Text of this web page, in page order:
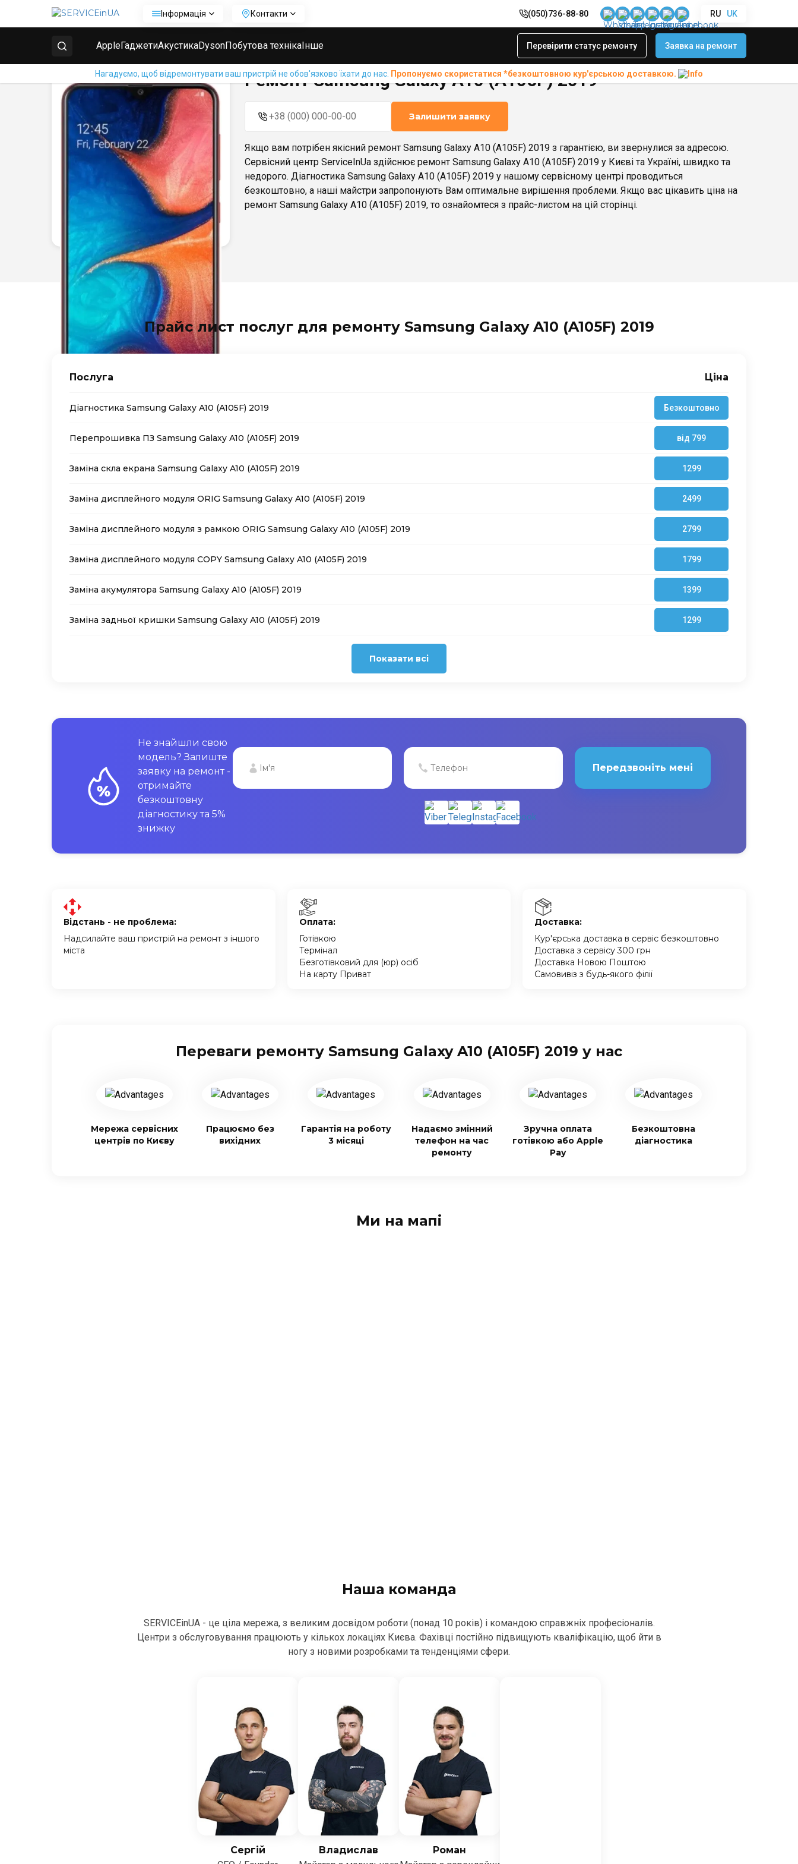
Інформація Контакти (050)736-88-80 RU UK
AppleГаджетиАкустикаDysonПобутова технікаІнше Перевірити статус ремонту Заявка на ремонт
Нагадуємо, щоб відремонтувати ваш пристрій не обов'язково їхати до нас. Пропонуємо скористатися *безкоштовною кур'єрською доставкою.
Головна Ремонт телефонів Samsung Ремонт Samsung Galaxy A10 (A105F) 2019
Ремонт Samsung Galaxy A10 (A105F) 2019
Залишити заявку
Якщо вам потрібен якісний ремонт Samsung Galaxy A10 (A105F) 2019 з гарантією, ви звернулися за адресою.
Сервісний центр ServiceInUa здійснює ремонт Samsung Galaxy A10 (A105F) 2019 у Києві та Україні, швидко та
недорого. Діагностика Samsung Galaxy A10 (A105F) 2019 у нашому сервісному центрі проводиться
безкоштовно, а наші майстри запропонують Вам оптимальне вирішення проблеми. Якщо вас цікавить ціна на
ремонт Samsung Galaxy A10 (A105F) 2019, то ознайомтеся з прайс-листом на цій сторінці.
Прайс лист послуг для ремонту Samsung Galaxy A10 (A105F) 2019
Послуга Ціна
Діагностика Samsung Galaxy A10 (A105F) 2019 Безкоштовно
Перепрошивка ПЗ Samsung Galaxy A10 (A105F) 2019 від 799
Заміна скла екрана Samsung Galaxy A10 (A105F) 2019 1299
Заміна дисплейного модуля ORIG Samsung Galaxy A10 (A105F) 2019 2499
Заміна дисплейного модуля з рамкою ORIG Samsung Galaxy A10 (A105F) 2019 2799
Заміна дисплейного модуля COPY Samsung Galaxy A10 (A105F) 2019 1799
Заміна акумулятора Samsung Galaxy A10 (A105F) 2019 1399
Заміна задньої кришки Samsung Galaxy A10 (A105F) 2019 1299
Показати всі
Не знайшли свою
модель? Залиште
заявку на ремонт -
отримайте
безкоштовну
діагностику та 5%
знижку
Передзвоніть мені
Відстань - не проблема:
Надсилайте ваш пристрій на ремонт з іншого
міста
Оплата:
Готівкою
Термінал
Безготівковий для (юр) осіб
На карту Приват
Доставка:
Кур'єрська доставка в сервіс безкоштовно
Доставка з сервісу 300 грн
Доставка Новою Поштою
Самовивіз з будь-якого філії
Переваги ремонту Samsung Galaxy A10 (A105F) 2019 у нас
Мережа сервісних
центрів по Києву
Працюємо без
вихідних
Гарантія на роботу
3 місяці
Надаємо змінний
телефон на час
ремонту
Зручна оплата
готівкою або Apple
Pay
Безкоштовна
діагностика
Ми на мапі
Наша команда
SERVICEinUA - це ціла мережа, з великим досвідом роботи (понад 10 років) і командою справжніх професіоналів.
Центри з обслуговування працюють у кількох локаціях Києва. Фахівці постійно підвищують кваліфікацію, щоб йти в
ногу з новими розробками та тенденціями сфери.
Сергій
Владислав
Роман